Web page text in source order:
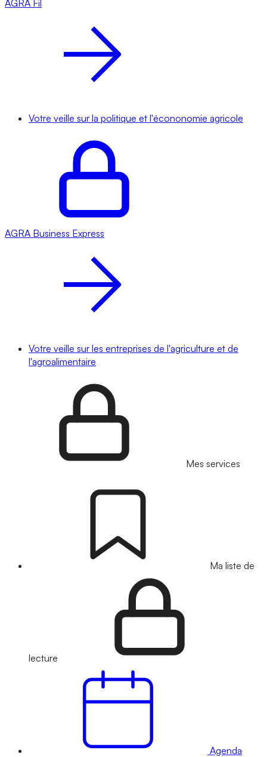
AGRA Fil
Votre veille sur la politique et l'écononomie agricole
AGRA Business Express
Votre veille sur les entreprises de l'agriculture et de
l'agroalimentaire
Mes services
Ma liste de
lecture
Agenda